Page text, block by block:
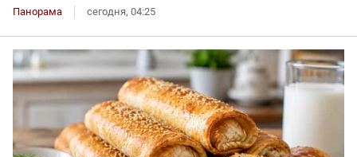
Панорама сегодня, 04:25